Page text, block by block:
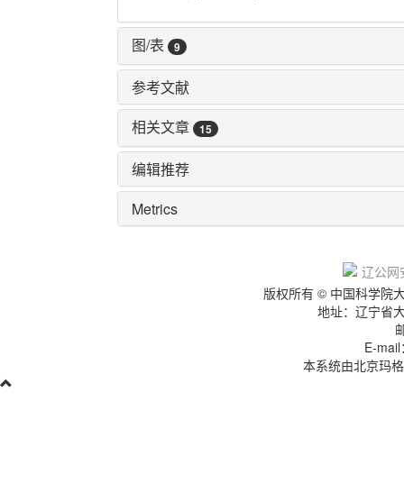
图/表 9
参考文献
相关文章
15
编辑推荐
Metrics
辽公网
版权所有 © 中国科学院
地址：辽宁省
E-mail
本系统由北京玛